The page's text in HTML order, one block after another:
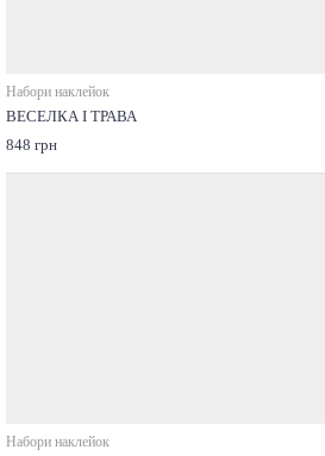
Набори наклейок
ВЕСЕЛКА І ТРАВА
848 грн
Набори наклейок